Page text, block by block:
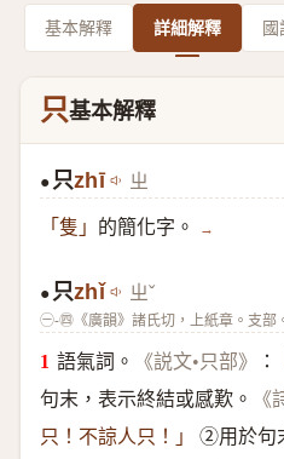
基本解釋 詳細解釋 國
只基本解釋
● 只zhī ㄓ
「隻」 的簡化字。 →
● 只zhǐ
ㄓˇ
㊀-㊃《廣韻》諸氏切，上紙章。支部
語氣詞。 《説文•只部》 ：
句末，表示終結或感歎。
《
只！不諒人只！」
②用於句